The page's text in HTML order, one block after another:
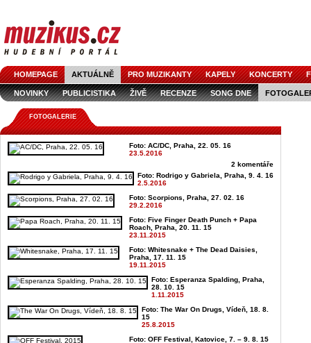
HOMEPAGE AKTUÁLNĚ PRO MUZIKANTY KAPELY KONCERTY
NOVINKY PUBLICISTIKA ŽIVĚ RECENZE SONG DNE
FOTOGALERIE
Foto: AC/DC, Praha, 22. 05. 16
23.5.2016
2 komentáře
Foto: Rodrigo y Gabriela, Praha, 9. 4. 16
2.5.2016
Foto: Scorpions, Praha, 27. 02. 16
29.2.2016
Foto: Five Finger Death Punch + Papa
Roach, Praha, 20. 11. 15
23.11.2015
Foto: Whitesnake + The Dead Daisies,
Praha, 17. 11. 15
19.11.2015
Foto: Esperanza Spalding, Praha,
28. 10. 15
1.11.2015
Foto: The War On Drugs, Vídeň, 18. 8.
15
25.8.2015
Foto: OFF Festival, Katovice, 7. – 9. 8. 15